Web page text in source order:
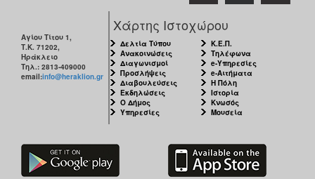
Αγίου Τίτου 1,
Τ.Κ. 71202,
Ηράκλειο
Τηλ.: 2813-409000
email:info@heraklion.gr
Χάρτης Ιστοχώρου
Δελτία Τύπου
Ανακοινώσεις
Διαγωνισμοί
Προσλήψεις
Διαβουλεύσεις
Εκδηλώσεις
Ο Δήμος
Υπηρεσίες
Κ.Ε.Π.
Τηλέφωνα
e-Υπηρεσίες
e-Αιτήματα
Η Πόλη
Ιστορία
Κνωσός
Μουσεία